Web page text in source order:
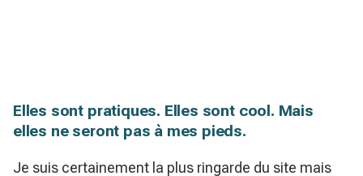
Elles sont pratiques. Elles sont cool. Mais
elles ne seront pas à mes pieds.
Je suis certainement la plus ringarde du site mais